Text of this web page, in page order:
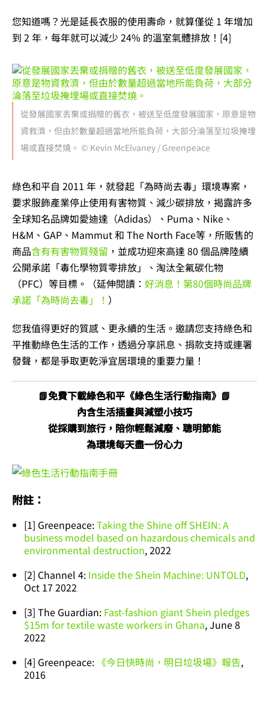
您知道嗎？光是延長衣服的使用壽命，就算僅從 1 年增加
到 2 年，每年就可以減少 24% 的溫室氣體排放！[4]
從發展國家丟棄或捐贈的舊衣，被送至低度發展國家，原意是物
資救濟，但由於數量超過當地所能負荷，大部分淪落至垃圾掩埋
場或直接焚燒。 © Kevin McElvaney / Greenpeace
綠色和平自 2011 年，就發起「為時尚去毒」環境專案，
要求服飾產業停止使用有害物質、減少碳排放，揭露許多
全球知名品牌如愛迪達（Adidas）、Puma、Nike、
H&M、GAP、Mammut 和 The North Face等，所販售的
商品含有有害物質殘留 ，並成功迎來高達 80 個品牌陸續
公開承諾「毒化學物質零排放」、淘汰全氟碳化物
（PFC）等目標。（延伸閱讀： 好消息！第80個時尚品牌
承諾「為時尚去毒」！ ）
您我值得更好的質感、更永續的生活。邀請您支持綠色和
平推動綠色生活的工作，透過分享訊息、捐款支持或連署
發聲，都是爭取更乾淨宜居環境的重要力量！
📗免費下載綠色和平《綠色生活行動指南》📗
內含生活插畫與減塑小技巧
從採購到旅行，陪你輕鬆減廢、聰明節能
為環境每天盡一份心力
附註：
[1] Greenpeace:Taking the Shine off SHEIN: A
business model based on hazardous chemicals and
environmental destruction, 2022
[2] Channel 4: Inside the Shein Machine: UNTOLD,
Oct 17 2022
[3] The Guardian: Fast-fashion giant Shein pledges
$15m for textile waste workers in Ghana, June 8
2022
[4] Greenpeace: 《今日快時尚，明日垃圾場》報告,
2016